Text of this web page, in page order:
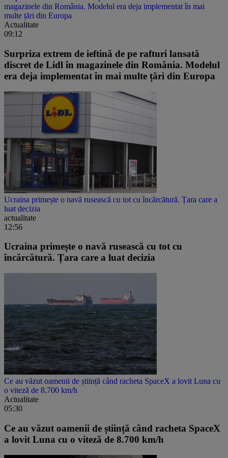
magazinele din România. Modelul era deja implementat în mai
multe țări din Europa
Actualitate
09:12
Surpriza extrem de ieftină de pe rafturi lansată
discret de Lidl în magazinele din România. Modelul
era deja implementat în mai multe țări din Europa
Ucraina primește o navă rusească cu tot cu încărcătură. Țara care a
luat decizia
actualitate
12:56
Ucraina primește o navă rusească cu tot cu
încărcătură. Țara care a luat decizia
Ce au văzut oamenii de știință când racheta SpaceX a lovit Luna cu
o viteză de 8.700 km/h
Actualitate
05:30
Ce au văzut oamenii de știință când racheta SpaceX
a lovit Luna cu o viteză de 8.700 km/h